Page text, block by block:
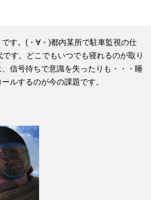
す。(・∀・)都内某所で駐車監視の仕
す。どこでもいつでも寝れるのが取り
信号待ちで意識を失ったりも・・・睡
ルするのが今の課題です。